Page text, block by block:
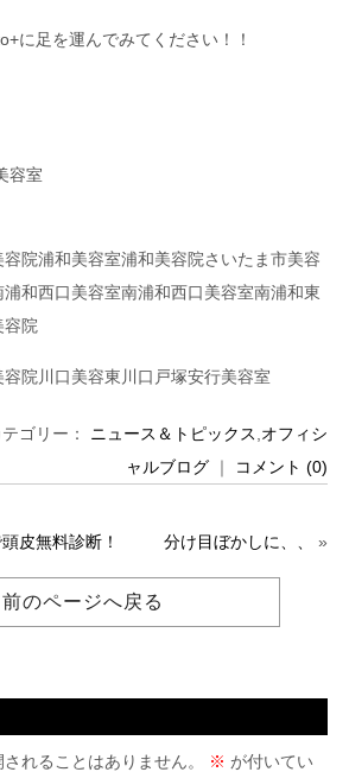
に足を運んでみてください！！
容室
院浦和美容室浦和美容院さいたま市美容
和西口美容室南浦和西口美容室南浦和東
容院
院川口美容東川口戸塚安行美容室
ゴリー： ニュース＆トピックス オフィシ
ャルブログ ｜ コメント (0)
皮無料診断！ 分け目ぼかしに、、 »
前のページへ戻る
れることはありません。 ※ が付いてい